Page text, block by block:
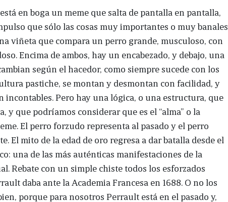
en boga un meme que salta de pantalla en pantalla,
que sólo las cosas muy importantes o muy banales
viñeta que compara un perro grande, musculoso, con
Encima de ambos, hay un encabezado, y debajo, una
según el hacedor, como siempre sucede con los
pastiche, se montan y desmontan con facilidad, y
incontables. Pero hay una lógica, o una estructura, que
y que podríamos considerar que es el “alma” o la
El perro forzudo representa al pasado y el perro
El mito de la edad de oro regresa a dar batalla desde el
una de las más auténticas manifestaciones de la
Rebate con un simple chiste todos los esforzados
daba ante la Academia Francesa en 1688. O no los
porque para nosotros Perrault está en el pasado y,